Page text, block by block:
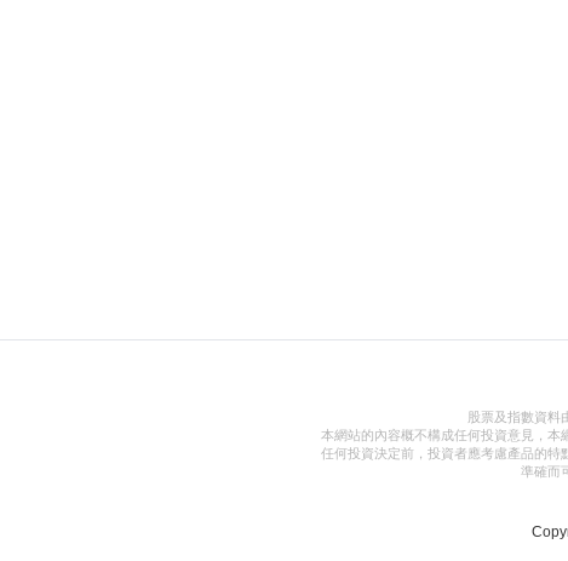
股票及指數資料
本網站的內容概不構成任何投資意見，本
任何投資決定前，投資者應考慮產品的
準確而